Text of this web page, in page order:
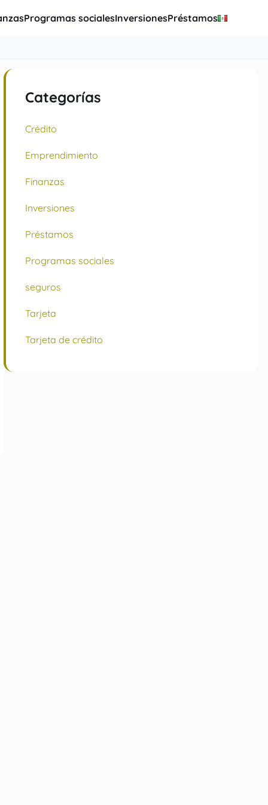
Programas socialesInversionesPréstamos
Categorías
Crédito
Emprendimiento
Finanzas
Inversiones
Préstamos
Programas sociales
seguros
Tarjeta
Tarjeta de crédito